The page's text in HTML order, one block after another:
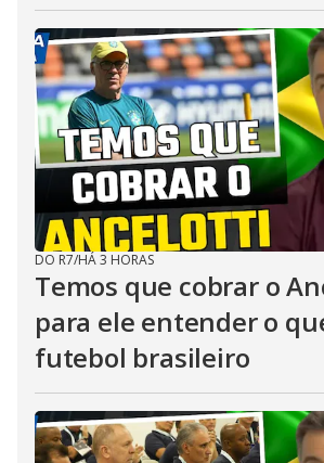
DO R7/HÁ 3 HORAS
Temos que cobrar o
para ele entender o
futebol brasileiro